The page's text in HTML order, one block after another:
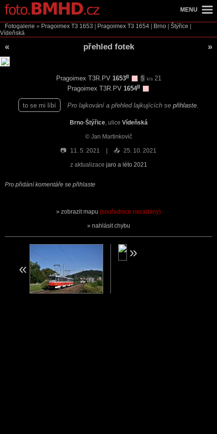
Fotogalerie » Pragoimex T3 1653 Pragoimex T3 1654 Brno Štýřice
Vídeňská
« přehled fotek »
Pragoimex T3R.PV 1653II 5 k/s 21
Pragoimex T3R.PV 1654
to se mi líbí Pro lajkování a přehled lajkujících se přihlaste
Brno-Štýřice, ulice Vídeňská
© Jan Martinkovič
📷 11. 5. 2021 📤 25. 10. 2021
z aktualizace jaro a léto 2021
Pro přidání komentáře se přihlaste
zobrazit mapu (souřadnice nezadány)
nahlásit chybu
MENU